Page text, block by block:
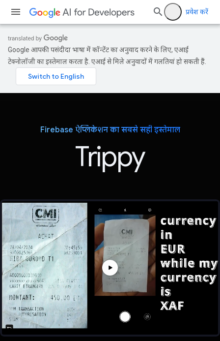
प्रवेश करें
Google आपकी पसंदीदा भाषा में कॉन्टेंट का अनुवाद करने के लिए, एआई
टेक्नोलॉजी का इस्तेमाल करता है. एआई से मिले अनुवादों में गलतियां हो सकती हैं.
Firebase ऐप्लिकेशन का सबसे सही इस्तेमाल
Trippy